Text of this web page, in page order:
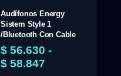
Audífonos Energy
Sistem Style 1
/Bluetooth Con Cable
$ 56.630 -
$ 58.847